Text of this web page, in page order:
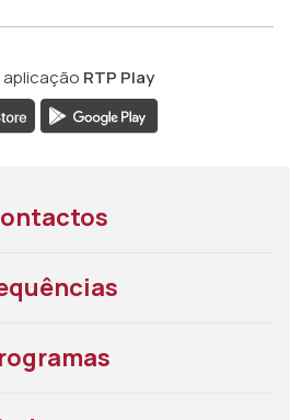
aplicação RTP Play